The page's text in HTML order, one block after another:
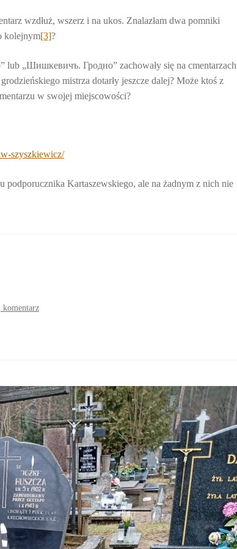
wzdłuż, wszerz i na ukos. Znalazłam dwa pomniki
kolejnym[3]?
lub „Шишкевичъ. Гродно” zachowały się na
mistrza dotarły jeszcze dalej? Może ktoś z
w swojej miejscowości?
szyszkiewicz/
Kartaszewskiego, ale na żadnym z nich nie
komentarz